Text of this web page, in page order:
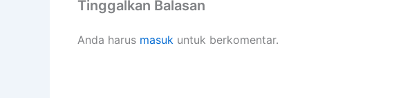
Tinggalkan Balasan
Anda harus masuk untuk berkomentar.